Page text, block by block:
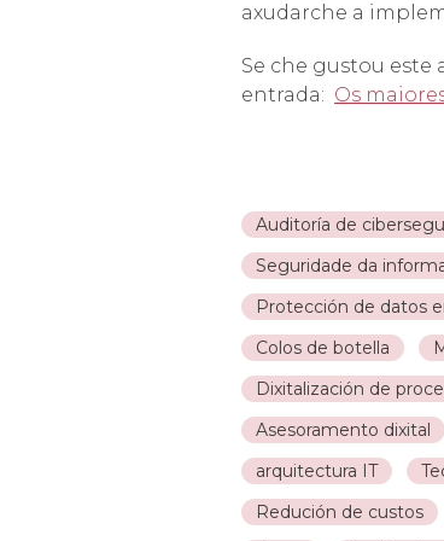
axudarche a
Se che gustou
entrada: Os
Auditoría de
Seguridade da
Protección de datos
Colos de botella
Dixitalización de
Asesoramento dixital
arquitectura IT
Redución de custos